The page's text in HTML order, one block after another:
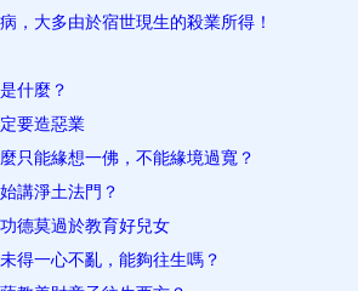
，大多由於宿世現生的殺業所得！
什麼？
要造惡業
只能緣想一佛，不能緣境過寬？
講淨土法門？
德莫過於教育好兒女
得一心不亂，能夠往生嗎？